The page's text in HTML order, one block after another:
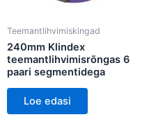
Teemantlihvimiskingad
240mm Klindex
teemantlihvimisrõngas 6
paari segmentidega
Loe edasi